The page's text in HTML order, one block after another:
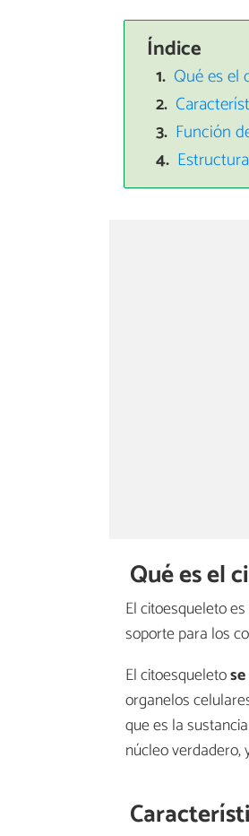
Índice
Qué es el
Función
Qué es el
El citoesqueleto
soporte para los
El citoesqueleto
organelos
que es la
núcleo verdadero,